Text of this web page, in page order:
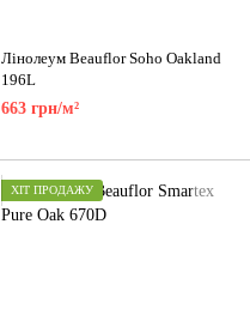
Лінолеум Beauflor Soho Oakland
196L
663 грн/м²
ХІТ ПРОДАЖУ